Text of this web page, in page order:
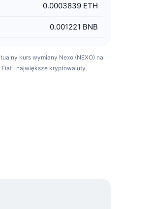
0.0003839 ETH
0.001221 BNB
kurs wymiany Nexo (NEXO) na
i największe kryptowaluty.